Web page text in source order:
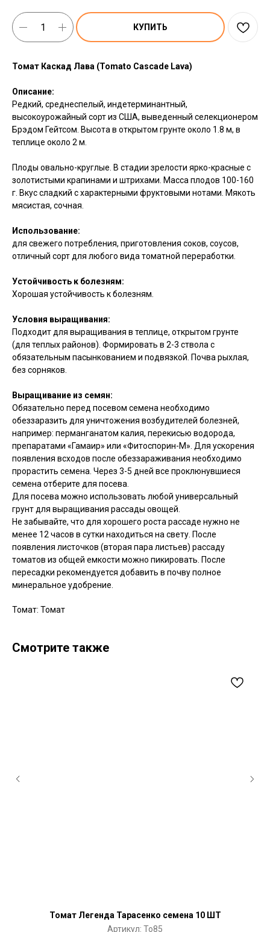
КУПИТЬ
Томат Каскад Лава (Tomato Cascade Lava)
Описание:
Редкий, среднеспелый, индетерминантный,
высокоурожайный сорт из США, выведенный селекционером
Брэдом Гейтсом. Высота в открытом грунте около 1.8 м, в
теплице около 2 м.
Плоды овально-круглые. В стадии зрелости ярко-красные с
золотистыми крапинами и штрихами. Масса плодов 100-160
г. Вкус сладкий с характерными фруктовыми нотами. Мякоть
мясистая, сочная.
Использование:
для свежего потребления, приготовления соков, соусов,
отличный сорт для любого вида томатной переработки.
Устойчивость к болезням:
Хорошая устойчивость к болезням.
Условия выращивания:
Подходит для выращивания в теплице, открытом грунте
(для теплых районов). Формировать в 2-3 ствола с
обязательным пасынкованием и подвязкой. Почва рыхлая,
без сорняков.
Выращивание из семян:
Обязательно перед посевом семена необходимо
обеззаразить для уничтожения возбудителей болезней,
например: перманганатом калия, перекисью водорода,
препаратами «Гамаир» или «Фитоспорин-М». Для ускорения
появления всходов после обеззараживания необходимо
прорастить семена. Через 3-5 дней все проклюнувшиеся
семена отберите для посева.
Для посева можно использовать любой универсальный
грунт для выращивания рассады овощей.
Не забывайте, что для хорошего роста рассаде нужно не
менее 12 часов в сутки находиться на свету. После
появления листочков (вторая пара листьев) рассаду
томатов из общей емкости можно пикировать. После
пересадки рекомендуется добавить в почву полное
минеральное удобрение.
Томат: Томат
Смотрите также
Томат Легенда Тарасенко семена 10 ШТ
Артикул: To85